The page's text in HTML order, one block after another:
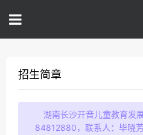
招生简章
湖南长沙开音儿童教育发
84812880，联系人：毕晓